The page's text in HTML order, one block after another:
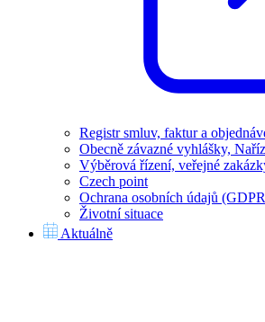
Registr smluv, faktur a
Obecně závazné vyhlášky,
Výběrová řízení, veřejné
Czech point
Ochrana osobních údajů
Životní situace
Aktuálně